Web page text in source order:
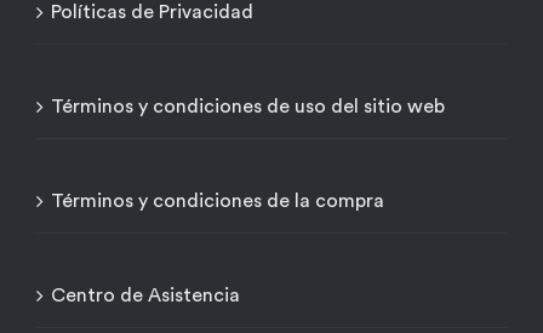
Políticas de Privacidad
Términos y condiciones de uso del sitio web
Términos y condiciones de la compra
Centro de Asistencia